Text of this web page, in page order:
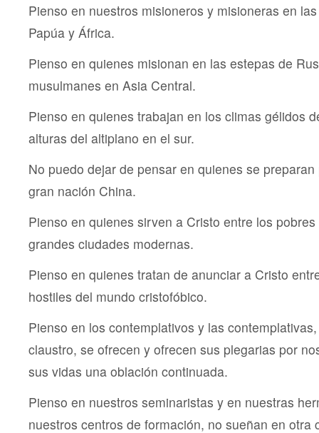
Pienso en nuestros misioneros y misioneras en
Papúa y África.
Pienso en quienes misionan en las estepas de
musulmanes en Asia Central.
Pienso en quienes trabajan en los climas gélidos
alturas del altiplano en el sur.
No puedo dejar de pensar en quienes se
gran nación China.
Pienso en quienes sirven a Cristo entre los
grandes ciudades modernas.
Pienso en quienes tratan de anunciar a Cristo
hostiles del mundo cristofóbico.
Pienso en los contemplativos y las
claustro, se ofrecen y ofrecen sus plegarias por
sus vidas una oblación continuada.
Pienso en nuestros seminaristas y en nuestras
nuestros centros de formación, no sueñan en otra